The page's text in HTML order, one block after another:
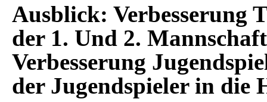
Ausblick: Verbesserung
der 1. Und 2.
Verbesserung
der Jugendspieler in die